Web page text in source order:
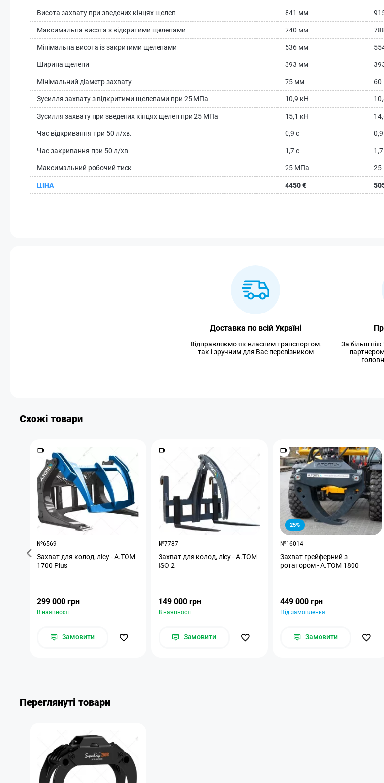
Висота захвату при зведених кінцях щелеп 841 мм
Максимальна висота з відкритими щелепами 740 мм
Мінімальна висота із закритими щелепами 536 мм
Ширина щелепи 393 мм
Мінімальний діаметр захвату 75 мм 60
Зусилля захвату з відкритими щелепами при 25 МПа 10,9 кН
Зусилля захвату при зведених кінцях щелеп при 25 МПа 15,1 кН
Час відкривання при 50 л/хв. 0,9 с 0,9
Час закривання при 50 л/хв 1,7 с 1,7
Максимальний робочий тиск 25 МПа 25
ЦІНА 4450 €
Доставка по всій Україні
Відправляємо як власним транспортом,
так і зручним для Вас перевізником
За більш ніж
Схожі товари
№6569
Захват для колод, лісу - А.ТОМ
1700 Plus
299 000 грн
В наявності
Замовити
№7787
Захват для колод, лісу - А.ТОМ
ISO 2
149 000 грн
В наявності
Замовити
25%
№16014
Захват грейферний з
ротатором - А.ТОМ 1800
449 000 грн
Під замовлення
Замовити
Переглянуті товари